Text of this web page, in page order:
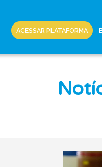
ACESSAR PLATAFORMA